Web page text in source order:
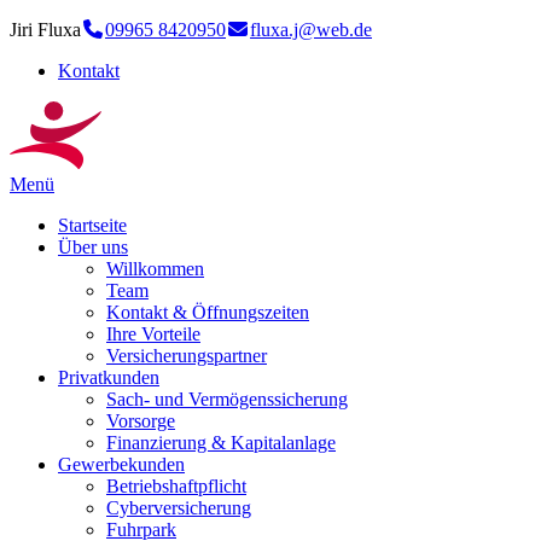
Jiri Fluxa 09965 8420950
fluxa.j@web.de
Kontakt
Menü
Startseite
Über uns
Willkommen
Team
Kontakt & Öffnungszeiten
Ihre Vorteile
Versicherungspartner
Privatkunden
Sach- und Vermögenssicherung
Vorsorge
Finanzierung & Kapitalanlage
Gewerbekunden
Betriebshaftpflicht
Cyberversicherung
Fuhrpark